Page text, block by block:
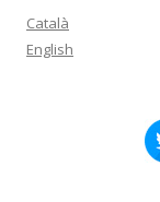
Català
English